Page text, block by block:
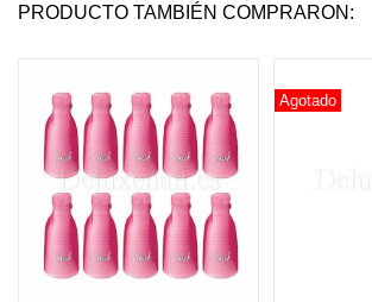
PRODUCTO TAMBIÉN COMPRARON:
Agotado